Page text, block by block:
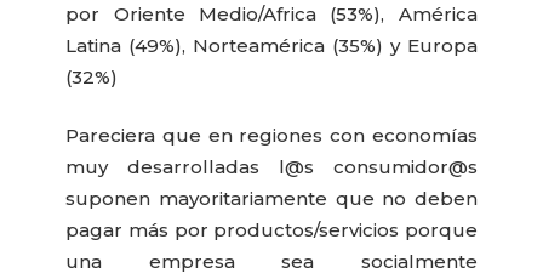
por Oriente Medio/Africa (53%), América
Latina (49%), Norteamérica (35%) y Europa
(32%)
Pareciera que en regiones con economías
muy desarrolladas l@s consumidor@s
suponen mayoritariamente que no deben
pagar más por productos/servicios porque
una empresa sea socialmente